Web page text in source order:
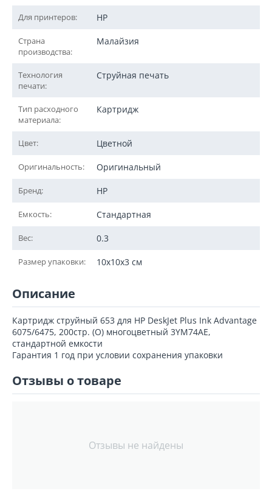
Для принтеров: HP
Страна
производства:
Малайзия
Технология
печати:
Струйная печать
Тип расходного
материала:
Картридж
Цвет: Цветной
Оригинальность: Оригинальный
Бренд: HP
Емкость: Стандартная
Вес: 0.3
Размер упаковки: 10x10x3 см
Описание
Картридж струйный 653 для HP DeskJet Plus Ink Advantage
6075/6475, 200стр. (O) многоцветный 3YM74AE,
стандартной емкости
Гарантия 1 год при условии сохранения упаковки
Отзывы о товаре
Отзывы не найдены